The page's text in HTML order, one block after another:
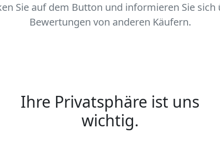
Sie auf dem Button und informieren Sie sich
Bewertungen von anderen Käufern.
Ihre Privatsphäre ist uns
wichtig.